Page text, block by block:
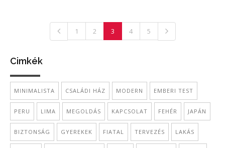
1 2 3 4 5
Cimkék
MINIMALISTA CSALÁDI HÁZ MODERN EMBERI TEST
PERU LIMA MEGOLDÁS KAPCSOLAT FEHÉR JAPÁN
BIZTONSÁG GYEREKEK FIATAL TERVEZÉS LAKÁS